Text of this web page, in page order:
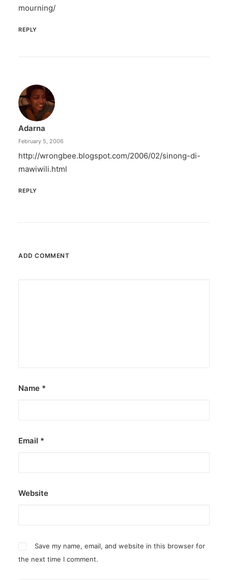
mourning/
REPLY
Adarna
February 5, 2006
http://wrongbee.blogspot.com/2006/02/sinong-di-
mawiwili.html
REPLY
ADD COMMENT
Name *
Email *
Website
Save my name, email, and website in this browser for
the next time I comment.